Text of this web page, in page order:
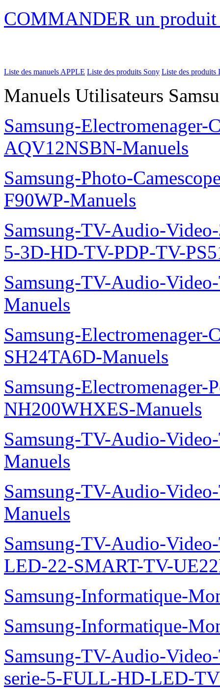
COMMANDER un
Liste des manuels APPLE Liste des produits Sony Liste des produits
Manuels Utilisateurs
Samsung-Electromenager-
AQV12NSBN-Manuels
Samsung-Photo-
F90WP-Manuels
Samsung-TV-Audio-
5-3D-HD-TV-PDP-TV-
Samsung-TV-Audio-
Manuels
Samsung-Electromenager-
SH24TA6D-Manuels
Samsung-
NH200WHXES-Manuels
Samsung-TV-Audio-
Manuels
Samsung-TV-Audio-
Manuels
Samsung-TV-Audio-
LED-22-SMART-TV-
Samsung-Informatique-
Samsung-Informatique-
Samsung-TV-Audio-
serie-5-FULL-HD-LED-